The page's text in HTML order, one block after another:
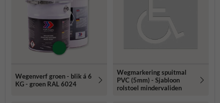
Wegenverf groen - blik á 6
KG - groen RAL 6024
Wegmarkering spuitmal
PVC (5mm) - Sjabloon
rolstoel mindervaliden